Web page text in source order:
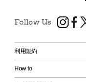
Follow Us
利用規約
How to